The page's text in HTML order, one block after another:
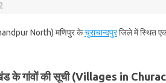
North) मणिपुर केचुराचान्दपुरजिले में स्थित
के गांवों की सूची (Villages in